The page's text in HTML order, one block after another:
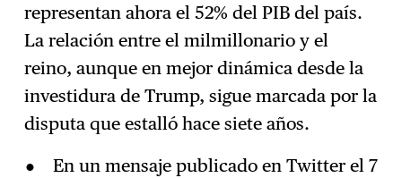
representan ahora el 52% del PIB del país.
La relación entre el milmillonario y el
reino, aunque en mejor dinámica desde la
investidura de Trump, sigue marcada por la
disputa que estalló hace siete años.
En un mensaje publicado en Twitter el 7